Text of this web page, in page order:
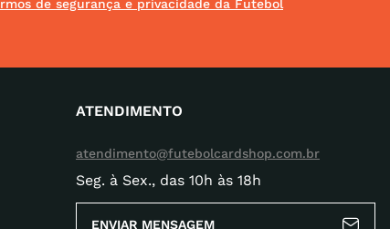
de segurança e privacidade da Futebol
ATENDIMENTO
atendimento@futebolcardshop.com.br
Seg. à Sex., das 10h às 18h
ENVIAR MENSAGEM